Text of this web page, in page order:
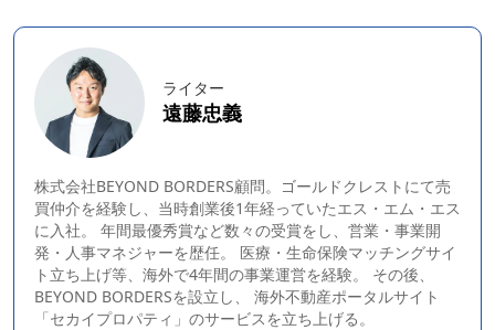
ライター
遠藤忠義
株式会社BEYOND BORDERS顧問。ゴールドクレストにて売
買仲介を経験し、当時創業後1年経っていたエス・エム・エス
に入社。 年間最優秀賞など数々の受賞をし、営業・事業開
発・人事マネジャーを歴任。 医療・生命保険マッチングサイ
ト立ち上げ等、海外で4年間の事業運営を経験。 その後、
BEYOND BORDERSを設立し、 海外不動産ポータルサイト
「セカイプロパティ」のサービスを立ち上げる。